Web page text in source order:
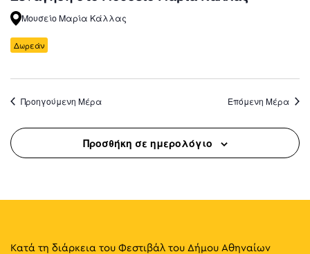
Μουσείο Μαρία Κάλλας
Δωρεάν
Προηγούμενη Μέρα Επόμενη Μέρα
Προσθήκη σε ημερολόγιο
Κατά τη διάρκεια του Φεστιβάλ του Δήμου Αθηναίων